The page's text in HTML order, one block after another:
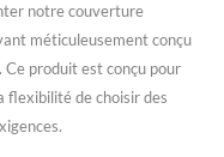
notre couverture
méticuleusement conçu
produit est conçu pour
flexibilité de choisir des